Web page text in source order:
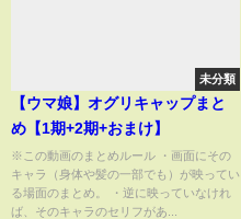
未分類
【ウマ娘】オグリキャップまと
め【1期+2期+おまけ】
※この動画のまとめルール ・画面にその
キャラ（身体や髪の一部でも）が映ってい
る場面のまとめ。 ・逆に映っていなけれ
ば、そのキャラのセリフがあ...